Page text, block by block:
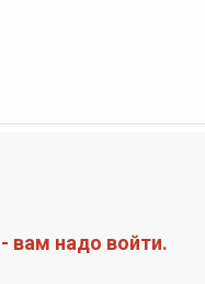
вам надо войти.